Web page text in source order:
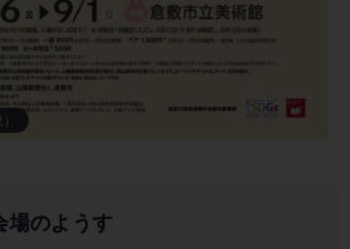
場のようす